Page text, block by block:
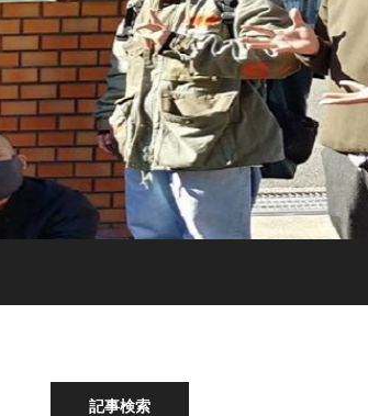
記事検索